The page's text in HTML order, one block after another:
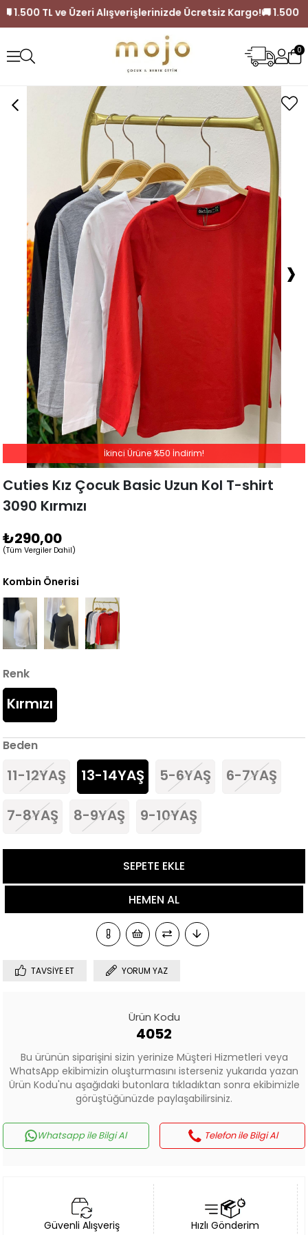
Kargo! 🚚 1.500 TL ve Üzeri Alışverişlerinizde Ücretsiz
0
›
Cuties Kız Çocuk Basic Uzun Kol T-shirt
3090 Kırmızı
₺290,00
(Tüm Vergiler Dahil)
İkinci Ürüne %50 İndirim!
Kombin Önerisi
Renk
Kırmızı
Beden
11-12YAŞ 13-14YAŞ 5-6YAŞ 6-7YAŞ
7-8YAŞ 8-9YAŞ 9-10YAŞ
TAVSIYE ET YORUM YAZ
Ürün Kodu
4052
Bu ürünün siparişini sizin yerinize Müşteri Hizmetleri veya
WhatsApp ekibimizin oluşturmasını isterseniz yukarıda yazan
Ürün Kodu'nu aşağıdaki butonlara tıkladıktan sonra ekibimizle
görüştüğünüzde paylaşabilirsiniz.
Whatsapp ile Bilgi Al Telefon ile Bilgi Al
Güvenli Alışveriş Hızlı Gönderim